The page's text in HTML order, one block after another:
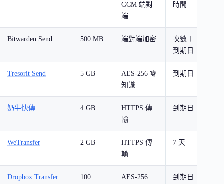
GCM 端對
端
時間
Bitwarden Send 500 MB 端對端加密
次數＋
到期日
Tresorit Send 5 GB
AES-256 零
知識
到期日
奶牛快傳 4 GB
HTTPS 傳
輸
到期日
WeTransfer 2 GB
HTTPS 傳
輸
7 天
Dropbox Transfer
100
AES-256 到期日